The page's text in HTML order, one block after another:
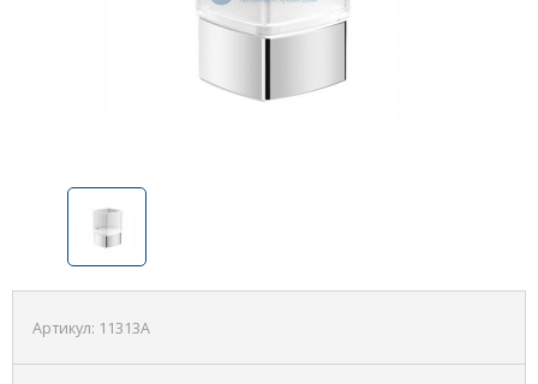
Артикул: 11313A